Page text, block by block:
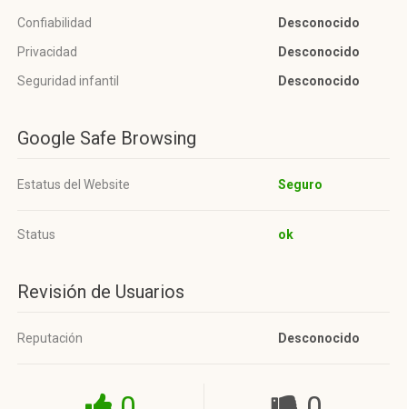
Confiabilidad
Desconocido
Privacidad
Desconocido
Seguridad infantil
Desconocido
Google Safe Browsing
Estatus del Website Seguro
Status ok
Revisión de Usuarios
Reputación Desconocido